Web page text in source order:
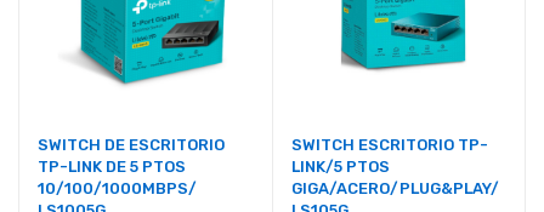
SWITCH DE ESCRITORIO
TP-LINK DE 5 PTOS
10/100/1000MBPS/
SWITCH ESCRITORIO TP-
LINK/5 PTOS
GIGA/ACERO/PLUG&PLAY/